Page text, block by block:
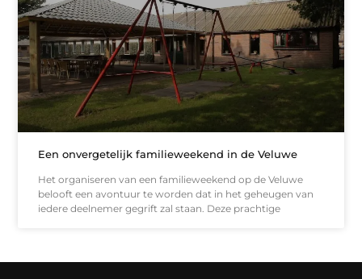
Een onvergetelijk familieweekend in de Veluwe
Het organiseren van een familieweekend op de Veluwe
belooft een avontuur te worden dat in het geheugen van
iedere deelnemer gegrift zal staan. Deze prachtige